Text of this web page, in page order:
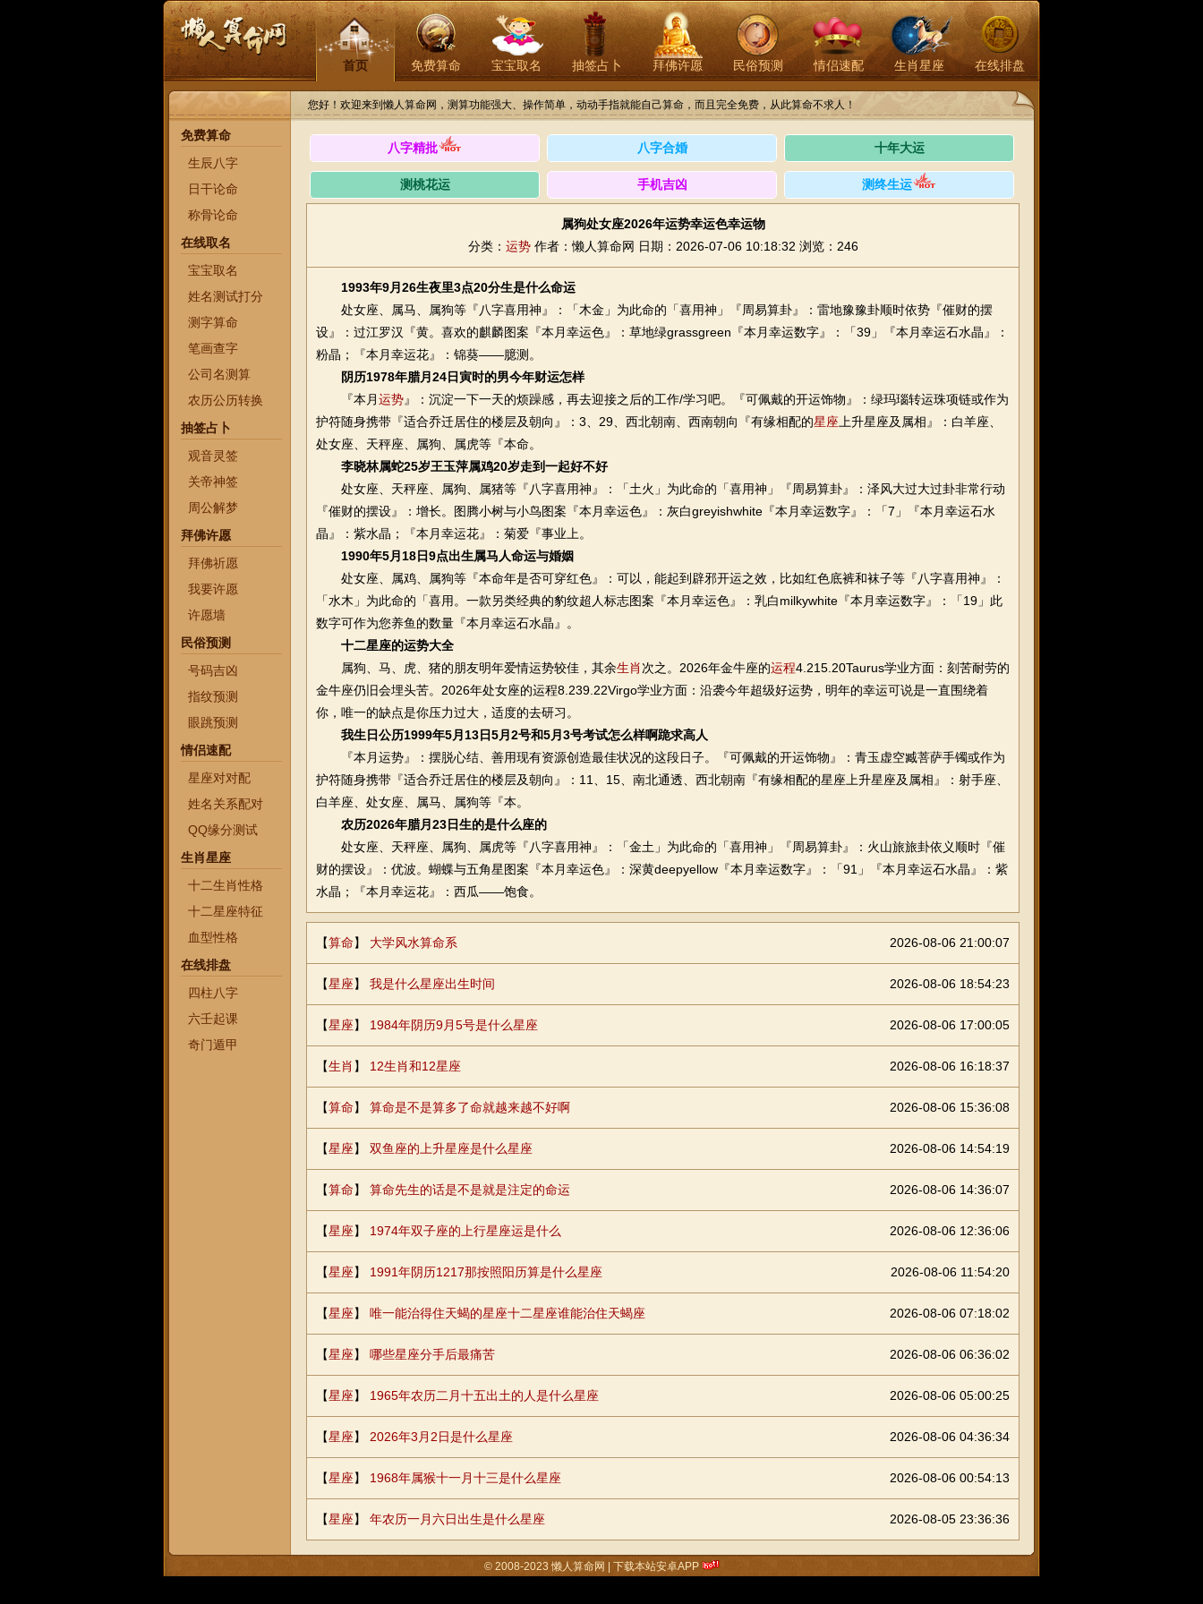
首页 免费算命 宝宝取名 抽签占卜 拜佛许愿 民俗预测 情侣速配 生肖星座 在线排盘
您好！欢迎来到懒人算命网，测算功能强大、操作简单，动动手指就能自己算命，而且完全免费，从此算命不求人！
免费算命
生辰八字
日干论命
称骨论命
在线取名
宝宝取名
姓名测试打分
测字算命
笔画查字
公司名测算
农历公历转换
抽签占卜
观音灵签
关帝神签
周公解梦
拜佛许愿
拜佛祈愿
我要许愿
许愿墙
民俗预测
号码吉凶
指纹预测
眼跳预测
情侣速配
星座对对配
姓名关系配对
QQ缘分测试
生肖星座
十二生肖性格
十二星座特征
血型性格
在线排盘
四柱八字
六壬起课
奇门遁甲
八字精批 八字合婚 十年大运
测桃花运 手机吉凶 测终生运
属狗处女座2026年运势幸运色幸运物
分类： 运势 作者：懒人算命网 日期：2026-07-06 10:18:32 浏览：246
1993年9月26生夜里3点20分生是什么命运
处女座、属马、属狗等『八字喜用神』：「木金」为此命的「喜用神」『周易算卦』：雷地豫豫卦顺时依势『催财的摆
设』：过江罗汉『黄。喜欢的麒麟图案『本月幸运色』：草地绿grassgreen『本月幸运数字』：「39」『本月幸运石水晶』：
粉晶；『本月幸运花』：锦葵——臆测。
阴历1978年腊月24日寅时的男今年财运怎样
『本月运势』：沉淀一下一天的烦躁感，再去迎接之后的工作/学习吧。『可佩戴的开运饰物』：绿玛瑙转运珠项链或作为
护符随身携带『适合乔迁居住的楼层及朝向』：3、29、西北朝南、西南朝向『有缘相配的星座 上升星座及属相』：白羊座、
处女座、天秤座、属狗、属虎等『本命。
李晓林属蛇25岁王玉萍属鸡20岁走到一起好不好
处女座、天秤座、属狗、属猪等『八字喜用神』：「土火」为此命的「喜用神」『周易算卦』：泽风大过大过卦非常行动
『催财的摆设』：增长。图腾小树与小鸟图案『本月幸运色』：灰白greyishwhite『本月幸运数字』：「7」『本月幸运石水
晶』：紫水晶；『本月幸运花』：菊爱『事业上。
1990年5月18日9点出生属马人命运与婚姻
处女座、属鸡、属狗等『本命年是否可穿红色』：可以，能起到辟邪开运之效，比如红色底裤和袜子等『八字喜用神』：
「水木」为此命的「喜用。一款另类经典的豹纹超人标志图案『本月幸运色』：乳白milkywhite『本月幸运数字』：「19」此
数字可作为您养鱼的数量『本月幸运石水晶』。
十二星座的运势大全
属狗、马、虎、猪的朋友明年爱情运势较佳，其余生肖次之。2026年金牛座的运程4.215.20Taurus学业方面：刻苦耐劳的
金牛座仍旧会埋头苦。2026年处女座的运程8.239.22Virgo学业方面：沿袭今年超级好运势，明年的幸运可说是一直围绕着
你，唯一的缺点是你压力过大，适度的去研习。
我生日公历1999年5月13日5月2号和5月3号考试怎么样啊跪求高人
『本月运势』：摆脱心结、善用现有资源创造最佳状况的这段日子。『可佩戴的开运饰物』：青玉虚空臧菩萨手镯或作为
护符随身携带『适合乔迁居住的楼层及朝向』：11、15、南北通透、西北朝南『有缘相配的星座上升星座及属相』：射手座、
白羊座、处女座、属马、属狗等『本。
农历2026年腊月23日生的是什么座的
处女座、天秤座、属狗、属虎等『八字喜用神』：「金土」为此命的「喜用神」『周易算卦』：火山旅旅卦依义顺时『催
财的摆设』：优波。蝴蝶与五角星图案『本月幸运色』：深黄deepyellow『本月幸运数字』：「91」『本月幸运石水晶』：紫
水晶；『本月幸运花』：西瓜——饱食。
【算命】 大学风水算命系 2026-08-06 21:00:07
【星座】 我是什么星座出生时间 2026-08-06 18:54:23
【星座】 1984年阴历9月5号是什么星座 2026-08-06 17:00:05
【生肖 】 12生肖和12星座 2026-08-06 16:18:37
【算命】 算命是不是算多了命就越来越不好啊 2026-08-06 15:36:08
【星座】 双鱼座的上升星座是什么星座 2026-08-06 14:54:19
【算命】 算命先生的话是不是就是注定的命运 2026-08-06 14:36:07
【星座】 1974年双子座的上行星座运是什么 2026-08-06 12:36:06
【星座】 1991年阴历1217那按照阳历算是什么星座 2026-08-06 11:54:20
【星座】 唯一能治得住天蝎的星座十二星座谁能治住天蝎座 2026-08-06 07:18:02
【星座】 哪些星座分手后最痛苦 2026-08-06 06:36:02
【星座】 1965年农历二月十五出土的人是什么星座 2026-08-06 05:00:25
【星座】 2026年3月2日是什么星座 2026-08-06 04:36:34
【星座】 1968年属猴十一月十三是什么星座 2026-08-06 00:54:13
【星座】 年农历一月六日出生是什么星座 2026-08-05 23:36:36
© 2008-2023 懒人算命网 下载本站安卓APP